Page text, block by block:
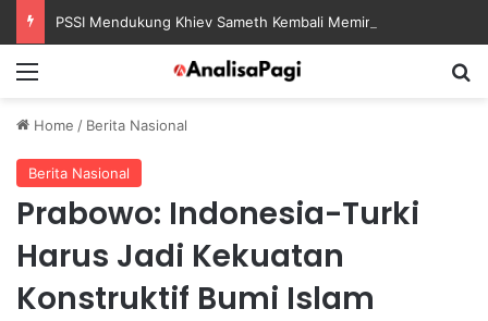
Home / Berita Nasional
Berita Nasional
Prabowo: Indonesia-Turki
Harus Jadi Kekuatan
Konstruktif Bumi Islam